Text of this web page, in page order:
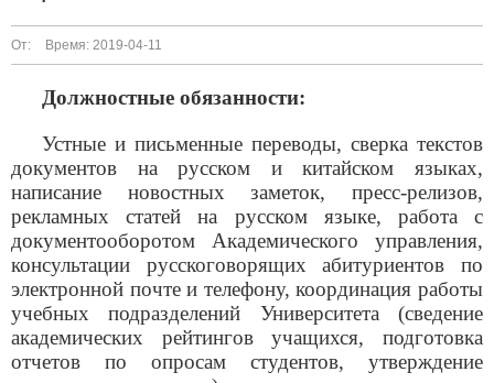
От: Время: 2019-04-11
Должностные обязанности:
Устные и письменные переводы, сверка текстов
документов на русском и китайском языках,
написание новостных заметок, пресс-релизов,
рекламных статей на русском языке, работа с
документооборотом Академического управления,
консультации русскоговорящих абитуриентов по
электронной почте и телефону, координация работы
учебных подразделений Университета (сведение
академических рейтингов учащихся, подготовка
отчетов по опросам студентов, утверждение